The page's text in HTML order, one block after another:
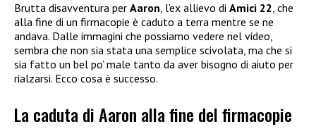
Brutta disavventura per Aaron, l’ex allievo di Amici 22, che
alla fine di un firmacopie è caduto a terra mentre se ne
andava. Dalle immagini che possiamo vedere nel video,
sembra che non sia stata una semplice scivolata, ma che si
sia fatto un bel po’ male tanto da aver bisogno di aiuto per
rialzarsi. Ecco cosa è successo.
La caduta di Aaron alla fine del firmacopie